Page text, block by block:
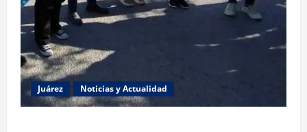
Juárez Noticias y Actualidad